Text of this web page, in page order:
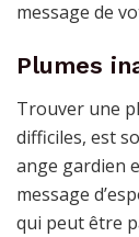
message de
Plumes
Trouver une
difficiles, est
ange gardien
message
qui peut être